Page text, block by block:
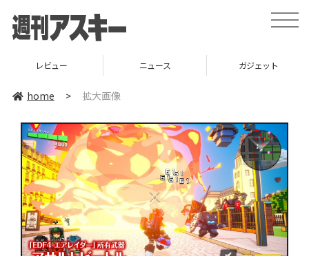
toggle
レビュー ニュース ガジェット
home > 拡大画像